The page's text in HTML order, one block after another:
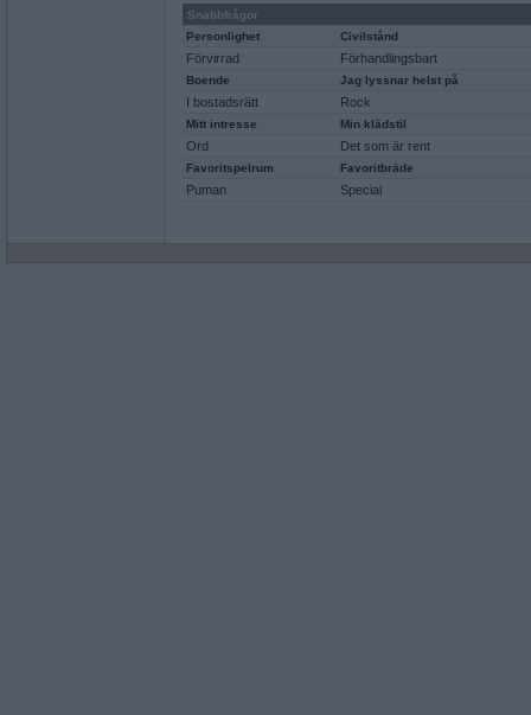
Snabbfrågor
Personlighet
Civilstånd
Förvirrad Förhandlingsbart
Boende Jag lyssnar helst på
I bostadsrätt Rock
Mitt intresse Min klädstil
Ord Det som är rent
Favoritspelrum Favoritbräde
Puman Special